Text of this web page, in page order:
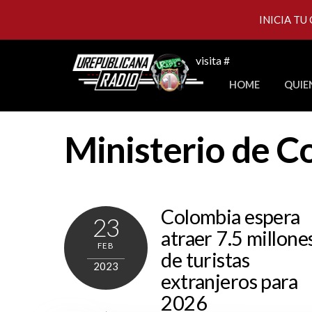
visita #
HOME
Ministerio de
23
FEB
2023
Colombia espera
atraer 7.5
de turistas
extranjeros para
2026
INICIA TU